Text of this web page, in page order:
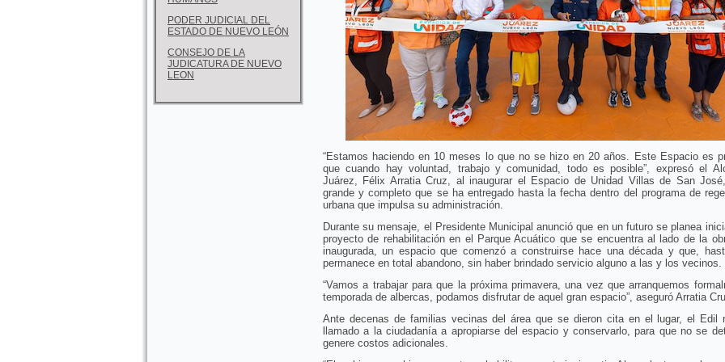
PODER JUDICIAL DEL
ESTADO DE NUEVO LEÓN
CONSEJO DE LA
JUDICATURA DE NUEVO
LEON
“Estamos haciendo en 10 meses lo que no se hizo en 20 años. Este Espacio es
que cuando hay voluntad, trabajo y comunidad, todo es posible”, expresó el
Juárez, Félix Arratia Cruz, al inaugurar el Espacio de Unidad Villas de San
grande y completo que se ha entregado hasta la fecha dentro del programa de
urbana que impulsa su administración.
Durante su mensaje, el Presidente Municipal anunció que en un futuro se planea
proyecto de rehabilitación en el Parque Acuático que se encuentra al lado de la
inaugurada, un espacio que comenzó a construirse hace una década y que,
permanece en total abandono, sin haber brindado servicio alguno a las y los vecinos.
“Vamos a trabajar para que la próxima primavera, una vez que arranquemos
temporada de albercas, podamos disfrutar de aquel gran espacio”, aseguró Arratia
Ante decenas de familias vecinas del área que se dieron cita en el lugar, el Edil
llamado a la ciudadanía a apropiarse del espacio y conservarlo, para que no se
genere costos adicionales.